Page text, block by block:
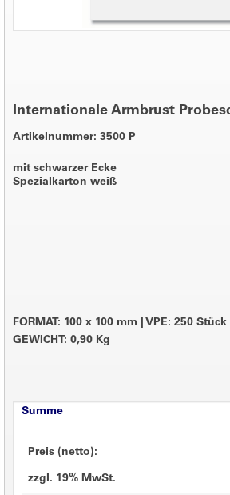
Internationale Armbrust
Artikelnummer: 3500 P
mit schwarzer Ecke
Spezialkarton weiß
FORMAT: 100 x 100 mm VPE: 250 Stück
GEWICHT: 0,90 Kg
Summe
Preis (netto):
zzgl. 19% MwSt.